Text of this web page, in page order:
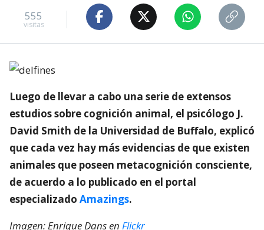
555
visitas
Luego de llevar a cabo una serie de extensos
estudios sobre cognición animal, el psicólogo J.
David Smith de la Universidad de Buffalo, explicó
que cada vez hay más evidencias de que existen
animales que poseen metacognición consciente,
de acuerdo a lo publicado en el portal
especializado Amazings.
Imagen: Enrique Dans en Flickr